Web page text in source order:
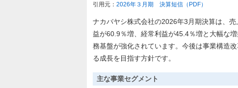
引用元： 2026年３月期 決算短信 （PDF）
ナカバヤシ株式会社の2026年3月期決算は、
益が60.9％増、経常利益が45.4％増と大幅な
務基盤が強化されています。今後は事業構造
る成長を目指す方針です。
主な事業セグメント